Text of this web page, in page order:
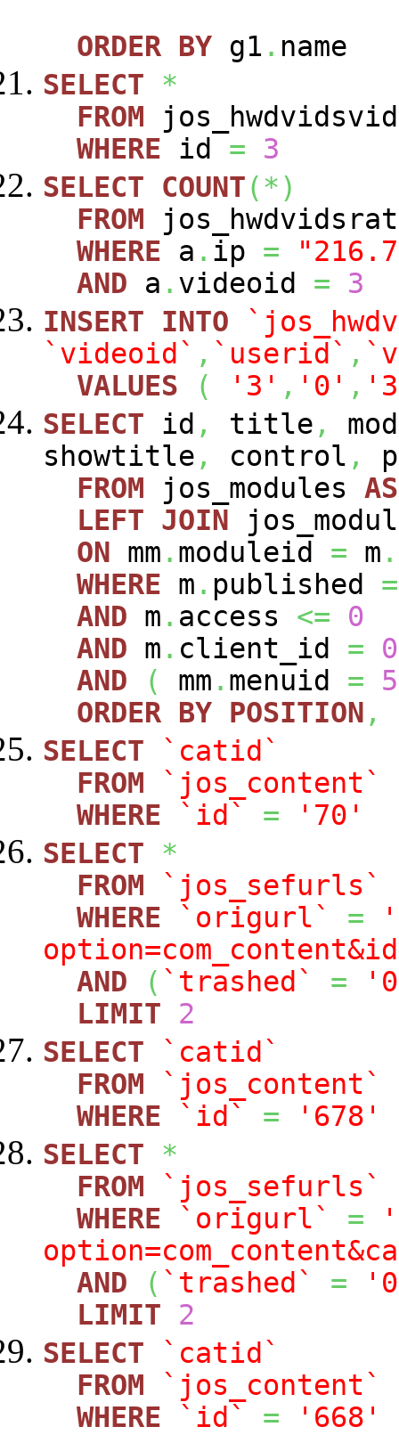
ORDER BY g1 . name
SELECT
*
FROM
WHERE id =
3
SELECT
COUNT(*)
FROM
WHERE a . ip =
AND a . videoid =
3
INSERT
INTO
`videoid` , `userid` ,
VALUES
( '3' , '0' ,
SELECT id , title ,
showtitle , control ,
FROM jos_modules AS
LEFT JOIN
ON mm . moduleid = m .
WHERE m . published =
AND m . access <=
0
AND m . client_id =
0
AND
( mm . menuid =
5
ORDER BY POSITION ,
SELECT
`catid`
FROM
`jos_content`
WHERE
`id` =
'70'
SELECT
*
FROM
`jos_sefurls`
WHERE
`origurl` =
AND
( `trashed` =
LIMIT
2
SELECT
`catid`
FROM
`jos_content`
WHERE
`id` =
'678'
SELECT
*
FROM
`jos_sefurls`
WHERE
`origurl` =
AND
( `trashed` =
LIMIT
2
SELECT
`catid`
FROM
`jos_content`
WHERE
`id` =
'668'